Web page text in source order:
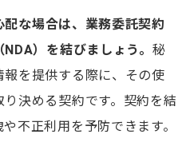
な場合は、業務委託契約
）を結びましょう。 秘
を提供する際に、その使
決める契約です。契約を結
不正利用を予防できます。